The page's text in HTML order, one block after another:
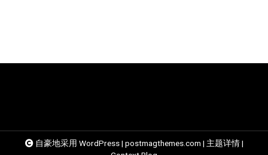
自豪地采用 WordPress| postmagthemes.com | 主题详情|